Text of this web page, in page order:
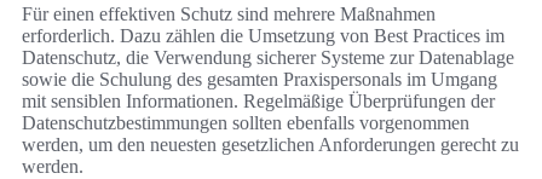
Für einen effektiven Schutz sind mehrere Maßnahmen
erforderlich. Dazu zählen die Umsetzung von Best Practices im
Datenschutz, die Verwendung sicherer Systeme zur Datenablage
sowie die Schulung des gesamten Praxispersonals im Umgang
mit sensiblen Informationen. Regelmäßige Überprüfungen der
Datenschutzbestimmungen sollten ebenfalls vorgenommen
werden, um den neuesten gesetzlichen Anforderungen gerecht zu
werden.